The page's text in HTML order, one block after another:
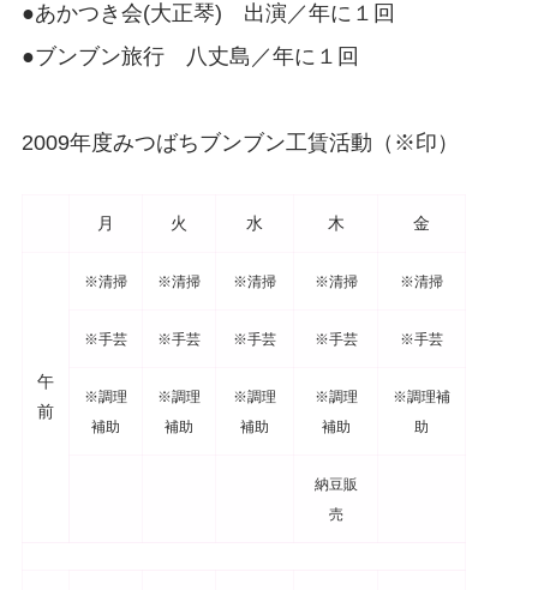
●あかつき会(大正琴) 出演／年に１回
●ブンブン旅行 八丈島／年に１回
2009年度みつばちブンブン工賃活動（※印）
月 火 水 木 金
午
前
※清掃 ※清掃 ※清掃 ※清掃 ※清掃
※手芸 ※手芸 ※手芸 ※手芸 ※手芸
※調理
補助
※調理
補助
※調理
補助
※調理
補助
※調理補
助
納豆販
売